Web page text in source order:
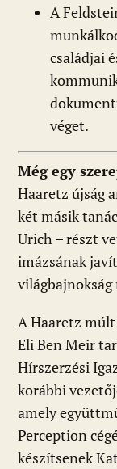
A
családjai
véget.
Még egy
Haaretz újság
két másik
Urich – részt
imázsának
A Haaretz
Eli Ben Meir
Hírszerzési
korábbi
amely
Perception
készítsenek